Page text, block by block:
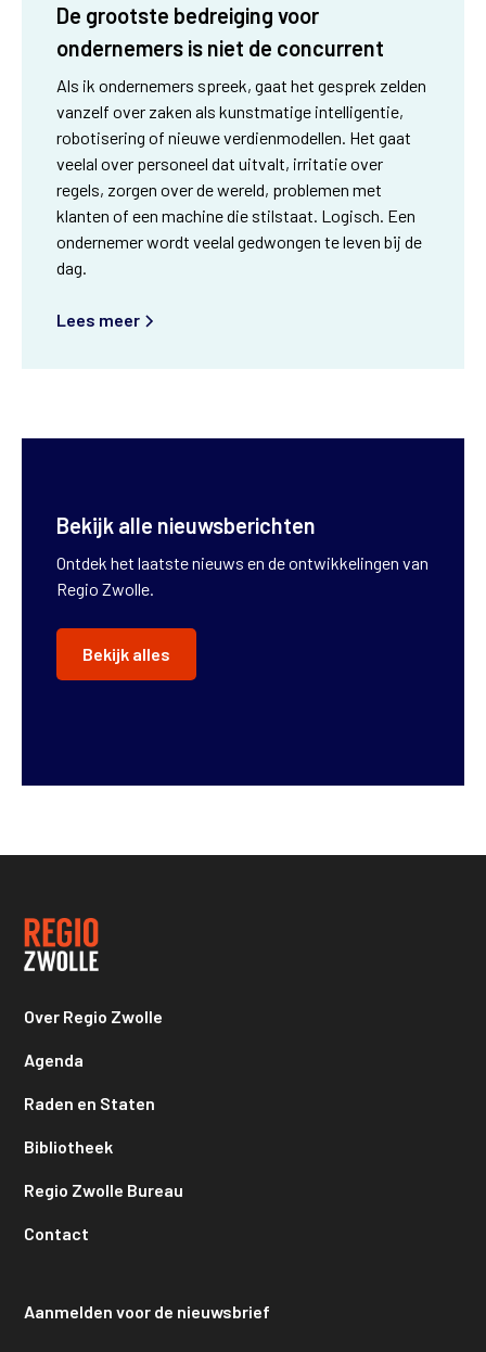
De grootste bedreiging voor
ondernemers is niet de concurrent
Als ik ondernemers spreek, gaat het gesprek zelden
vanzelf over zaken als kunstmatige intelligentie,
robotisering of nieuwe verdienmodellen. Het gaat
veelal over personeel dat uitvalt, irritatie over
regels, zorgen over de wereld, problemen met
klanten of een machine die stilstaat. Logisch. Een
ondernemer wordt veelal gedwongen te leven bij de
dag.
Lees meer
Bekijk alle nieuwsberichten
Ontdek het laatste nieuws en de ontwikkelingen van
Regio Zwolle.
Bekijk alles
Over Regio Zwolle
Agenda
Raden en Staten
Bibliotheek
Regio Zwolle Bureau
Contact
Aanmelden voor de nieuwsbrief